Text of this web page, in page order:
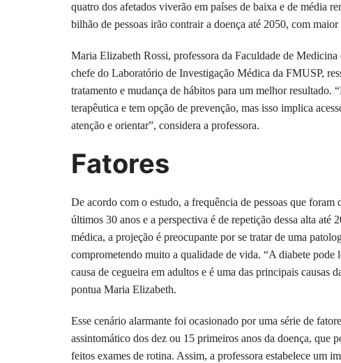
quatro dos afetados viverão em países de baixa e de média
bilhão de pessoas irão contrair a doença até 2050, com
Maria Elizabeth Rossi, professora da Faculdade de
chefe do Laboratório de Investigação Médica da FMUSP,
tratamento e mudança de hábitos para um melhor resultado.
terapêutica e tem opção de prevenção, mas isso implica
atenção e orientar”, considera a professora.
Fatores
De acordo com o estudo, a frequência de pessoas que
últimos 30 anos e a perspectiva é de repetição dessa alta
médica, a projeção é preocupante por se tratar de uma
comprometendo muito a qualidade de vida. “A diabete
causa de cegueira em adultos e é uma das principais causas
pontua Maria Elizabeth.
Esse cenário alarmante foi ocasionado por uma série de
assintomático dos dez ou 15 primeiros anos da doença, que
feitos exames de rotina. Assim, a professora estabelece um